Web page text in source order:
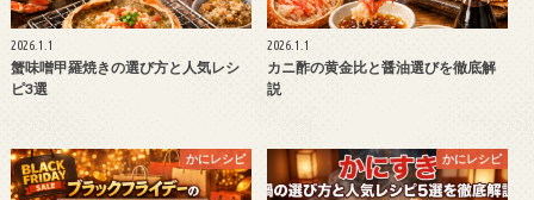
2026.1.1
蟹味噌甲羅焼きの選び方と人気レシ
ピ3選
2026.1.1
カニ酢の黄金比と醤油選びを徹底解
説
かにレシピ かにレシピ